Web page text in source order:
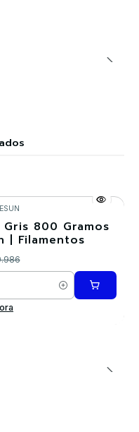
ESUN
Gris 800 Gramos
| Filamentos